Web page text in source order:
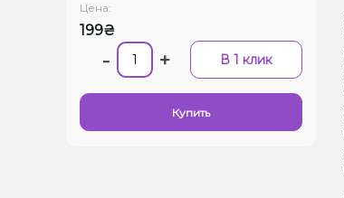
Цена:
199₴
- + В 1 клик
Купить